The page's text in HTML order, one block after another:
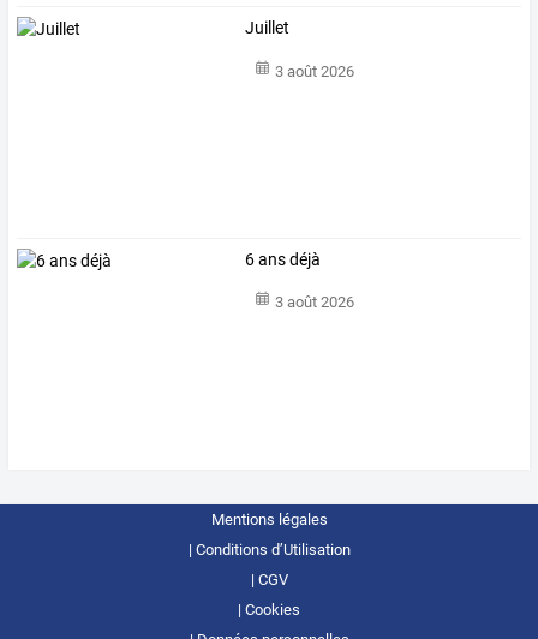
Juillet
3 août 2026
6 ans déjà
3 août 2026
Mentions légales
Conditions d’Utilisation
CGV
Cookies